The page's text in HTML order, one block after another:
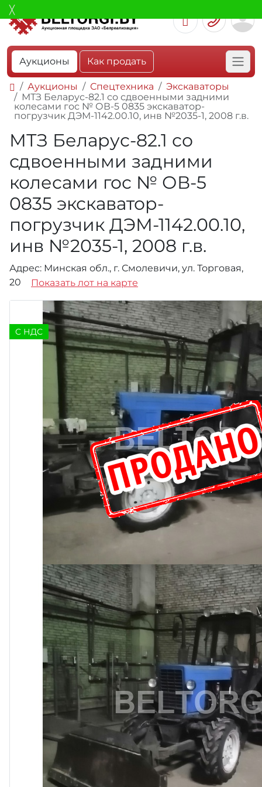
Аукционы Как продать
Аукционы Спецтехника
Экскаваторы
МТЗ Беларус-82.1 со сдвоенными задними
колесами гос № ОВ-5 0835 экскаватор-
погрузчик ДЭМ-1142.00.10, инв №2035-1, 2008 г.в.
МТЗ Беларус-82.1 со
сдвоенными задними
колесами гос № ОВ-5
0835 экскаватор-
погрузчик ДЭМ-1142.00.10,
инв №2035-1, 2008 г.в.
Адрес: Минская обл., г. Смолевичи, ул. Торговая,
20
Показать лот на карте
C НДС